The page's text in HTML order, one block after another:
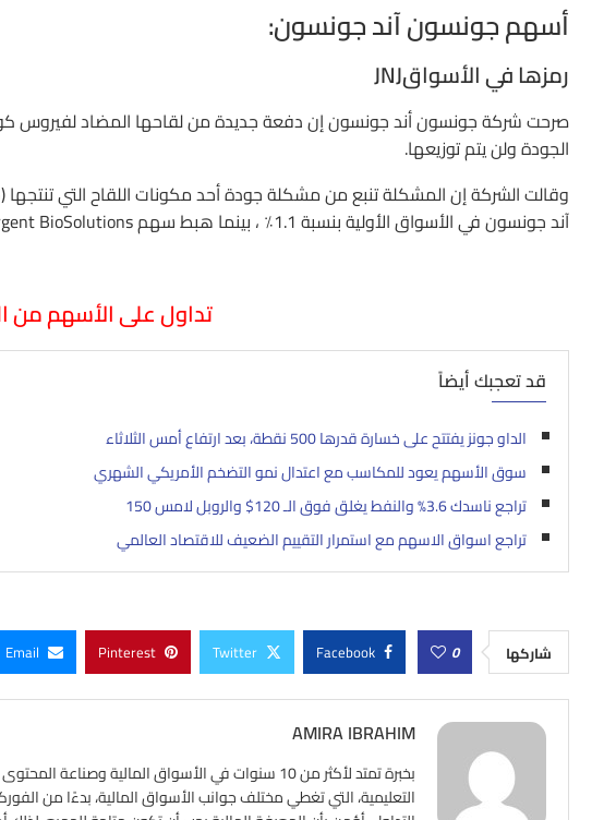
أسهم جونسون آند جونسون:
رمزها في الأسواقJNJ
صرحت شركة جونسون أند جونسون إن دفعة جديدة من لقاحها المضاد لفيروس
الجودة ولن يتم توزيعها.
آند جونسون في الأسواق الأولية بنسبة 1.1٪ ، بينما هبط سهم Emergent BioSolutions بنسبة 8.5٪.
تداول على الأسهم من
قد تعجبك أيضاً
الداو جونز يفتتح على خسارة قدرها 500 نقطة، بعد ارتفاع أمس الثلاثاء
سوق الأسهم يعود للمكاسب مع اعتدال نمو التضخم الأمريكي الشهري
تراجع ناسدك 3.6% والنفط يغلق فوق الـ 120$ والروبل لامس 150
تراجع اسواق الاسهم مع استمرار التقييم الضعيف للاقتصاد العالمي
شاركها 0
Facebook
Twitter
Pinterest
Email
AMIRA IBRAHIM
بخبرة تمتد لأكثر من 10 سنوات في الأسواق المالية
التعليمية، التي تغطي مختلف جوانب الأسواق المالية، بدءًا من